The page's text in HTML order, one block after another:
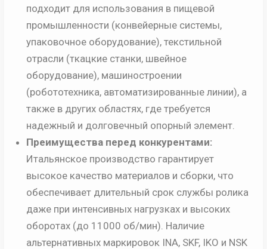
подходит для использования в пищевой
промышленности (конвейерные системы,
упаковочное оборудование), текстильной
отрасли (ткацкие станки, швейное
оборудование), машиностроении
(робототехника, автоматизированные линии), а
также в других областях, где требуется
надежный и долговечный опорный элемент.
Преимущества перед конкурентами:
Итальянское производство гарантирует
высокое качество материалов и сборки, что
обеспечивает длительный срок службы ролика
даже при интенсивных нагрузках и высоких
оборотах (до 11000 об/мин). Наличие
альтернативных маркировок INA, SKF, IKO и NSK